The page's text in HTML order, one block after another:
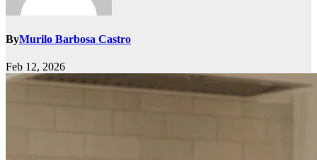
ByMurilo Barbosa Castro
Feb 12, 2026